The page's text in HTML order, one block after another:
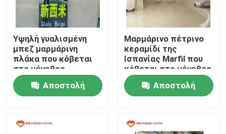
Σπίτι
Προϊόντα
Υψηλή γυαλισμένη
μπεζ μαρμάρινη
πλάκα που κόβεται
στο μέγεθος,
μαρμάρινο κεραμίδι
Crema MarfilΑποστολή
Μαρμάρινο πέτρινο
κεραμίδι της
Ισπανίας Marfil που
κόβεται στο μέγεθος
με την κάμπτοντας
αντίσταση 11.5Mpa
Αποστολή